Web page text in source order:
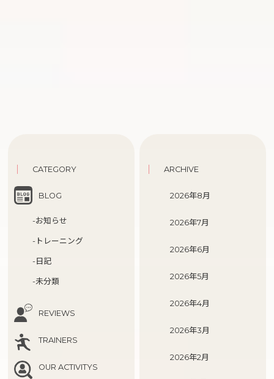
CATEGORY
BLOG
-お知らせ
-トレーニング
-日記
-未分類
REVIEWS
TRAINERS
OUR ACTIVITYS
ARCHIVE
2026年8月
2026年7月
2026年6月
2026年5月
2026年4月
2026年3月
2026年2月